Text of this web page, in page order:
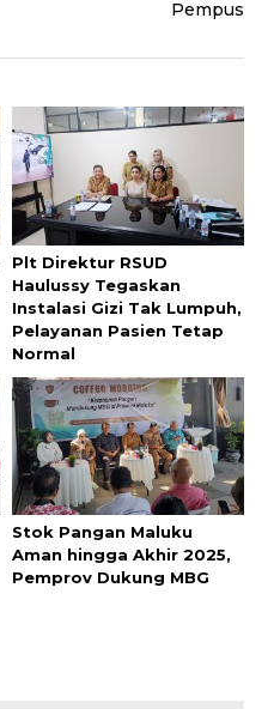
Pempus
Plt Direktur RSUD
Haulussy Tegaskan
Instalasi Gizi Tak Lumpuh,
Pelayanan Pasien Tetap
Normal
Stok Pangan Maluku
Aman hingga Akhir 2025,
Pemprov Dukung MBG